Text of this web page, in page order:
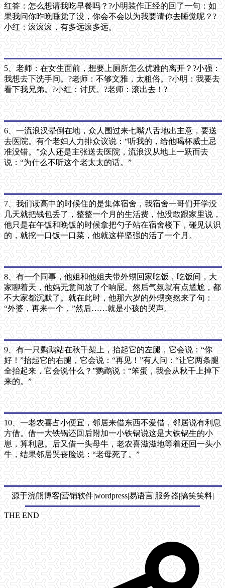
红答：怎么想请我吃早餐吗？?小明装作正经的回了一句：如
果我问你昨晚睡觉了没，你会不会以为我要请你去睡觉呢？?
小红：滚滚滚，有多远滚多远。
5、老师：在女生面前，想要上厕所怎么优雅的离开？?小强：
我想去下洗手间。?老师：不够文雅，太粗俗。?小明：我要去
看下我兄弟。?小红：讨厌。?老师：滚出去！?
6、一流浪汉晕倒在地，众人围过来七嘴八舌地出主意，要送
去医院。有个老妇人力排众议说：“听我的，给他喝杯威士忌
准没错。”众人还是主张送去医院，流浪汉从地上一跃而去
说：“为什么不听这个老太太的话。”
7、我们读高中的时候住的是集体宿舍，我宿舍一哥们开学没
几天就把钱包丢了，整整一个月的生活费，他没敢跟家里说，
他只是在午饭和晚饭的时候拿把勺子站在宿舍楼下，碰见认识
的，就挖一口饭一口菜，他就这样坚强的活了一个月。
8、有一个同事，他姐和他姐夫带外甥回家吃饭，吃饭间，大
家聊着天，他妈无意间放了个响屁。然后气氛就有点尴尬，都
不大家都沉默了。就在此时，他那六岁的外甥突然来了句：
“外婆，再来一个，”然后……就是小孩的哭声。
9、有一只鹦鹉站在秋千架上，抬起它的左腿，它会说：“你
好！”抬起它的右腿，它会说：“再见！”有人问：“让它两条腿
全抬起来，它会说什么？”鹦鹉说：“笨蛋，我会从秋千上掉下
来的。”
10、一老农喜占小便宜，邻居来借东西不爱借，邻居说有利息
方借。借一大铁锅还回后附加一小铁锅说这是大铁锅生的小
崽，算利息。后又借一头母牛，老农喜滋滋地等着还回一头小
牛，结果邻居哭丧脸说：“老母死了。”
源于浣熊博客|营销软件|wordpress|易语言|服务器|搞笑笑料|
THE END